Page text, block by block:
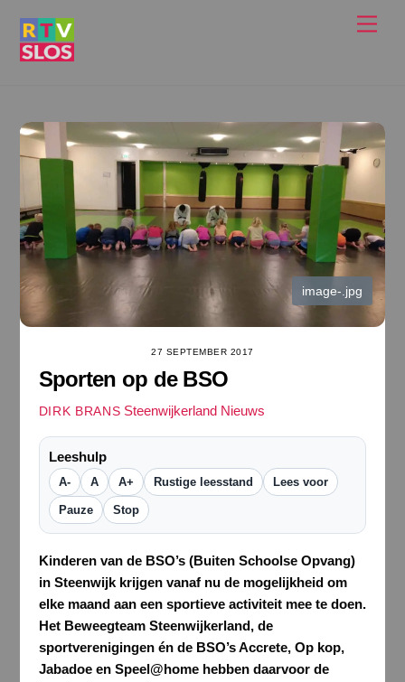
image-.jpg
27 SEPTEMBER 2017
Sporten op de BSO
DIRK BRANS Steenwijkerland Nieuws
Leeshulp
A- A A+ Rustige leesstand Lees voor
Pauze Stop
Kinderen van de BSO’s (Buiten Schoolse Opvang)
in Steenwijk krijgen vanaf nu de mogelijkheid om
elke maand aan een sportieve activiteit mee te doen.
Het Beweegteam Steenwijkerland, de
sportverenigingen én de BSO’s Accrete, Op kop,
Jabadoe en Speel@home hebben daarvoor de